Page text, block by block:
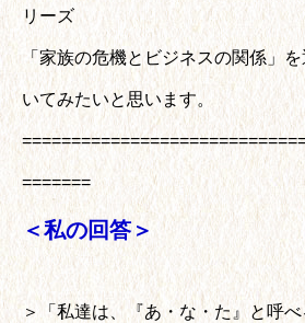
リーズ
「家族の危機とビジネスの関係」
いてみたいと思います。
=======
＜私の回答＞
＞「私達は、『あ・な・た』と呼